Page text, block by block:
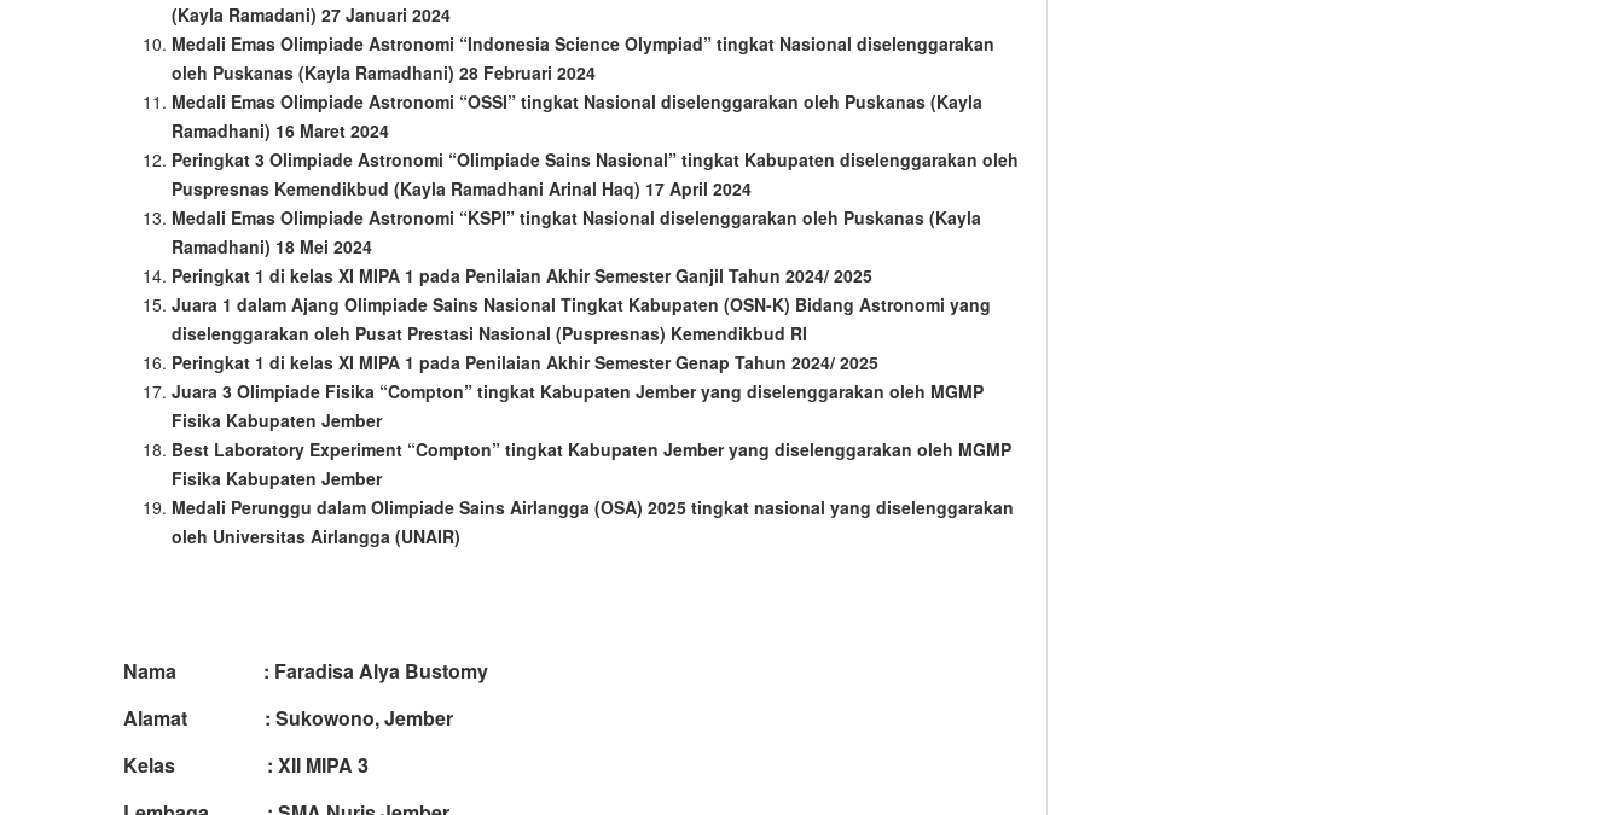
(Kayla Ramadani) 27 Januari 2024
Medali Emas Olimpiade Astronomi “Indonesia Science Olympiad” tingkat Nasional diselenggarakan
oleh Puskanas (Kayla Ramadhani) 28 Februari 2024
Medali Emas Olimpiade Astronomi “OSSI” tingkat Nasional diselenggarakan oleh Puskanas (Kayla
Ramadhani) 16 Maret 2024
Peringkat 3 Olimpiade Astronomi “Olimpiade Sains Nasional” tingkat Kabupaten diselenggarakan oleh
Puspresnas Kemendikbud (Kayla Ramadhani Arinal Haq) 17 April 2024
Medali Emas Olimpiade Astronomi “KSPI” tingkat Nasional diselenggarakan oleh Puskanas (Kayla
Ramadhani) 18 Mei 2024
Peringkat 1 di kelas XI MIPA 1 pada Penilaian Akhir Semester Ganjil Tahun 2024/ 2025
Juara 1 dalam Ajang Olimpiade Sains Nasional Tingkat Kabupaten (OSN-K) Bidang Astronomi yang
diselenggarakan oleh Pusat Prestasi Nasional (Puspresnas) Kemendikbud RI
Peringkat 1 di kelas XI MIPA 1 pada Penilaian Akhir Semester Genap Tahun 2024/ 2025
Juara 3 Olimpiade Fisika “Compton” tingkat Kabupaten Jember yang diselenggarakan oleh MGMP
Fisika Kabupaten Jember
Best Laboratory Experiment “Compton” tingkat Kabupaten Jember yang diselenggarakan oleh MGMP
Fisika Kabupaten Jember
Medali Perunggu dalam Olimpiade Sains Airlangga (OSA) 2025 tingkat nasional yang diselenggarakan
oleh Universitas Airlangga (UNAIR)
Nama : Faradisa Alya Bustomy
Alamat : Sukowono, Jember
Kelas : XII MIPA 3